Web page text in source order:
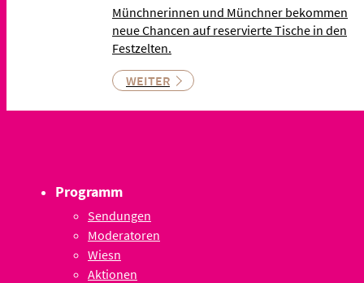
Münchnerinnen und Münchner bekommen
neue Chancen auf reservierte Tische in den
Festzelten.
WEITER
Programm
Sendungen
Moderatoren
Wiesn
Aktionen